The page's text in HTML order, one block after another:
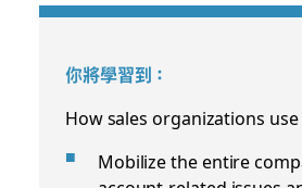
你將學習到：
How sales organizations use
Mobilize the entire